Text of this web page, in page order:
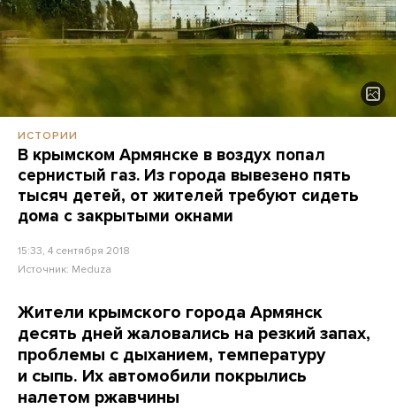
ИСТОРИИ
В крымском Армянске в воздух попал
сернистый газ. Из города вывезено пять
тысяч детей, от жителей требуют сидеть
дома с закрытыми окнами
15:33, 4 сентября 2018
Источник: Meduza
Жители крымского города Армянск
десять дней жаловались на резкий запах,
проблемы с дыханием, температуру
и сыпь. Их автомобили покрылись
налетом ржавчины